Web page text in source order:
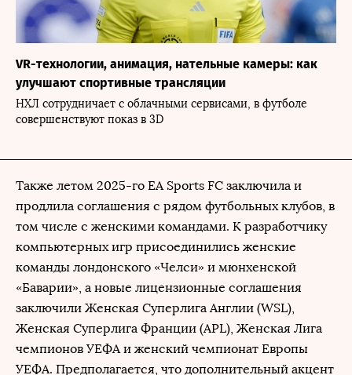
VR-технологии, анимация, нательные камеры: как
улучшают спортивные трансляции
НХЛ сотрудничает с облачными сервисами, в футболе
совершенствуют показ в 3D
Также летом 2025-го EA Sports FC заключила и
продлила соглашения с рядом футбольных клубов, в
том числе с женскими командами. К разработчику
компьютерных игр присоединились женские
команды лондонского «Челси» и мюнхенской
«Баварии», а новые лицензионные соглашения
заключили Женская Суперлига Англии (WSL),
Женская Суперлига Франции (APL), Женская Лига
чемпионов УЕФА и женский чемпионат Европы
УЕФА. Предполагается, что дополнительный акцент